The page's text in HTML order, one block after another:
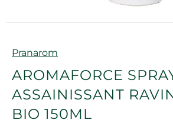
Marque
Pranarom
AROMAFORCE
ASSAINISSANT
BIO 150ML